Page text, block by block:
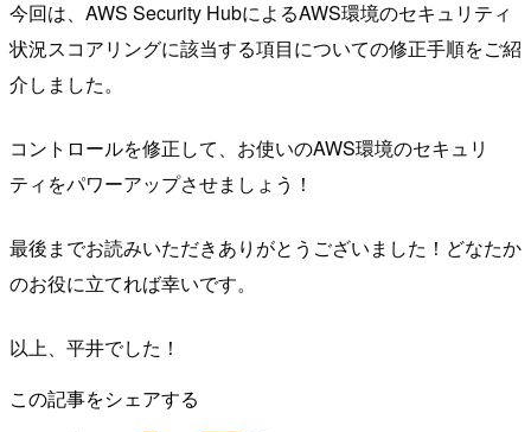
今回は、AWS Security HubによるAWS環境のセキュリティ
状況スコアリングに該当する項目についての修正手順をご紹
介しました。
コントロールを修正して、お使いのAWS環境のセキュリ
ティをパワーアップさせましょう！
最後までお読みいただきありがとうございました！どなたか
のお役に立てれば幸いです。
以上、平井でした！
この記事をシェアする